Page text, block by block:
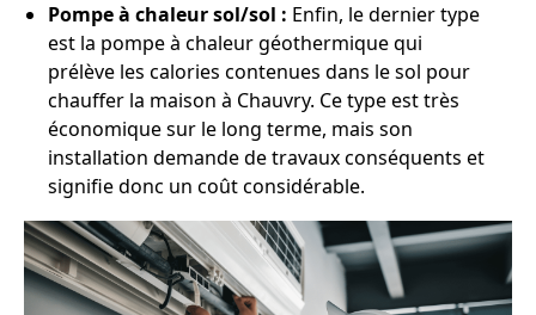
Pompe à chaleur sol/sol : Enfin, le dernier type
est la pompe à chaleur géothermique qui
prélève les calories contenues dans le sol pour
chauffer la maison à Chauvry. Ce type est très
économique sur le long terme, mais son
installation demande de travaux conséquents et
signifie donc un coût considérable.